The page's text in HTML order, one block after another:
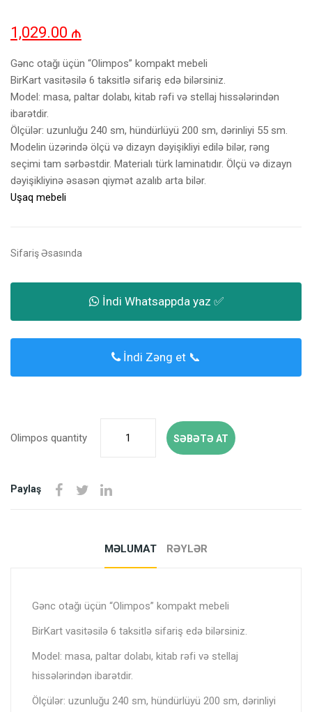
1,029.00 ₼
Gənc otağı üçün “Olimpos” kompakt mebeli
BirKart vasitəsilə 6 taksitlə sifariş edə bilərsiniz.
Model: masa, paltar dolabı, kitab rəfi və stellaj hissələrindən
ibarətdir.
Ölçülər: uzunluğu 240 sm, hündürlüyü 200 sm, dərinliyi 55 sm.
Modelin üzərində ölçü və dizayn dəyişikliyi edilə bilər, rəng
seçimi tam sərbəstdir. Materialı türk laminatıdır. Ölçü və dizayn
dəyişikliyinə əsasən qiymət azalıb arta bilər.
Uşaq mebeli
Sifariş Əsasında
İndi Whatsappda yaz ✅
İndi Zəng et 📞
Olimpos quantity SƏBƏTƏ AT
Paylaş
MƏLUMAT RƏYLƏR
Gənc otağı üçün “Olimpos” kompakt mebeli
BirKart vasitəsilə 6 taksitlə sifariş edə bilərsiniz.
Model: masa, paltar dolabı, kitab rəfi və stellaj
hissələrindən ibarətdir.
Ölçülər: uzunluğu 240 sm, hündürlüyü 200 sm, dərinliyi